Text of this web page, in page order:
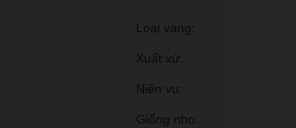
Loại vang:
Xuất xứ:
Niên vụ:
Giống nho: